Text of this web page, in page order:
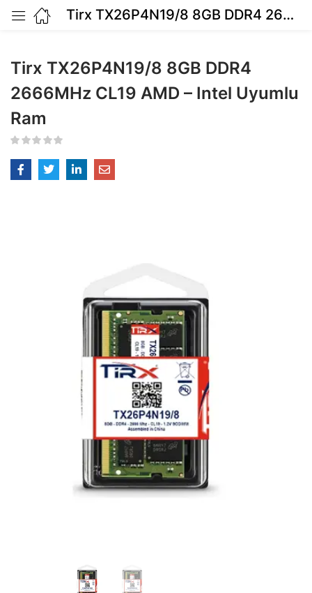
Tirx TX26P4N19/8 8GB DDR4 2666MHz CL19 AMD – Intel Uyumlu Ram
Tirx TX26P4N19/8 8GB DDR4
2666MHz CL19 AMD – Intel Uyumlu
Ram